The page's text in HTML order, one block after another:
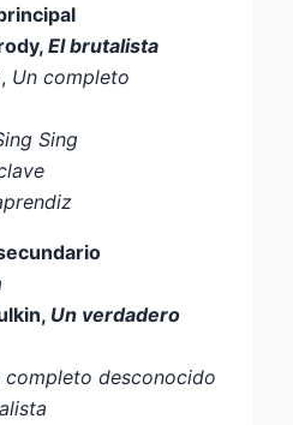
El brutalista
Un completo
Sing
Un verdadero
completo desconocido